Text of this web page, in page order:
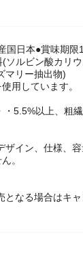
国日本●賞味期
ルビン酸カリ
マリー抽出物)
用しています。
5.5%以上、粗
イン、仕様、
。
なる場合はキ